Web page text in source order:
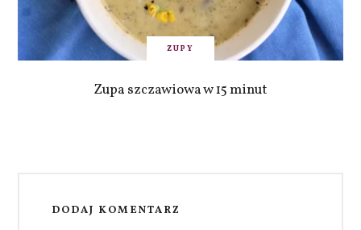
ZUPY
Zupa szczawiowa w 15 minut
DODAJ KOMENTARZ